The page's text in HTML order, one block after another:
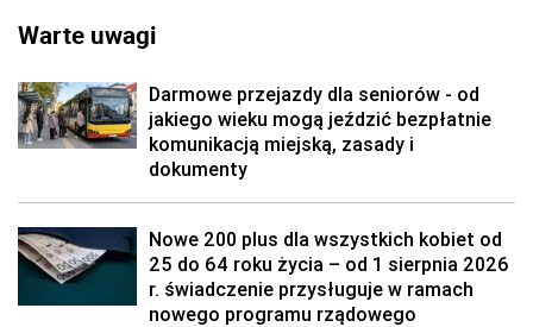
Warte uwagi
Darmowe przejazdy dla seniorów - od
jakiego wieku mogą jeździć bezpłatnie
komunikacją miejską, zasady i
dokumenty
Nowe 200 plus dla wszystkich kobiet od
25 do 64 roku życia – od 1 sierpnia 2026
r. świadczenie przysługuje w ramach
nowego programu rządowego